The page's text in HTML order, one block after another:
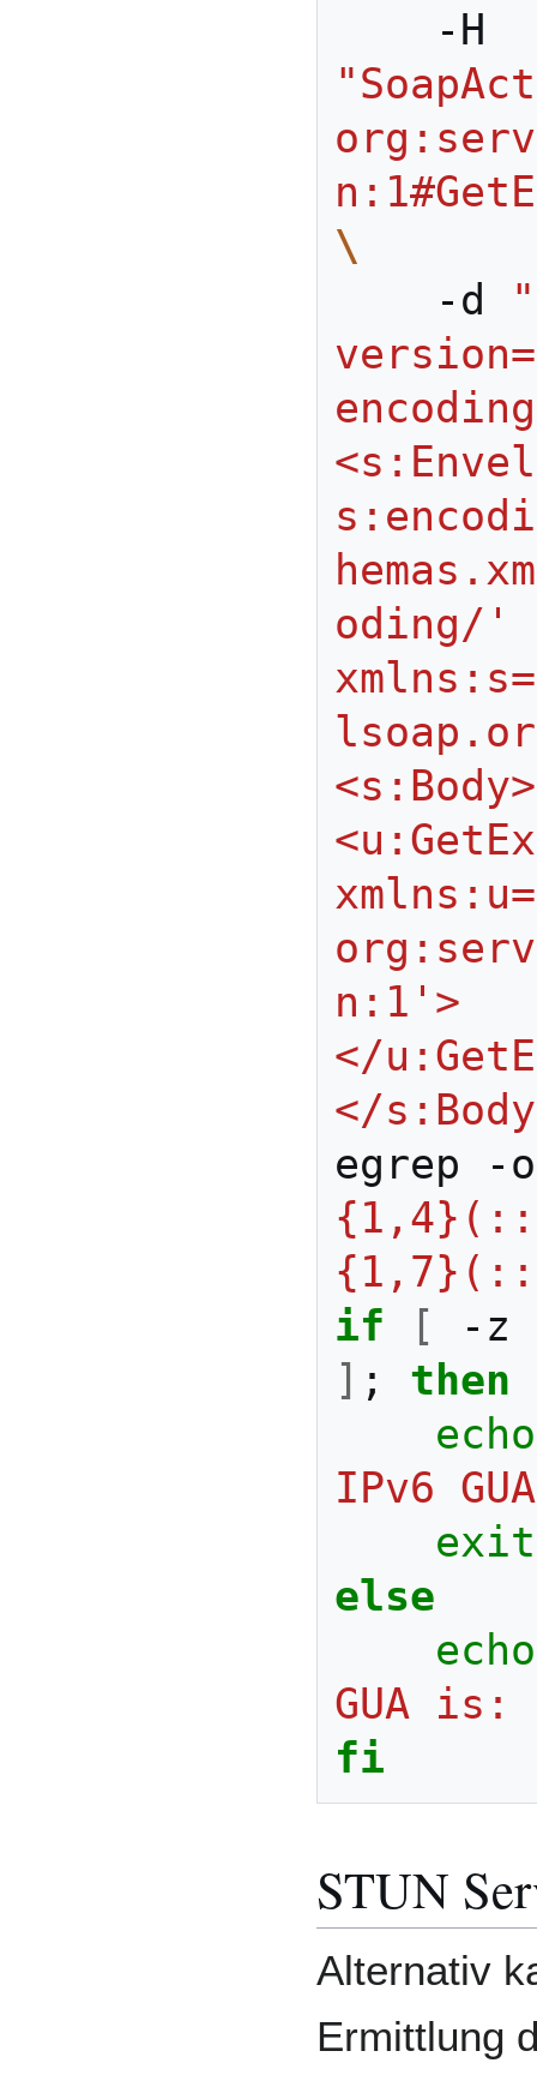
\
    -d
oding/'
<s:Body>
n:1'>
</
</
egrep -
if
[ -z
] ;
then
echo
IPv6
exit
else
echo
GUA is:
fi
STUN
Alternativ
Ermittlung